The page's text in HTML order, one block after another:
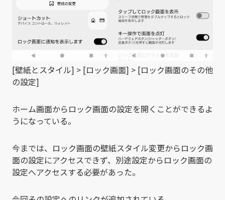
[壁紙とスタイル] > [ロック画面] > [ロック画面のその他
の設定]
ホーム画面からロック画面の設定を開くことができるよ
うになっている。
今までは、ロック画面の壁紙スタイル変更からロック画
面の設定にアクセスできず、別途設定からロック画面の
設定へアクセスする必要があった。